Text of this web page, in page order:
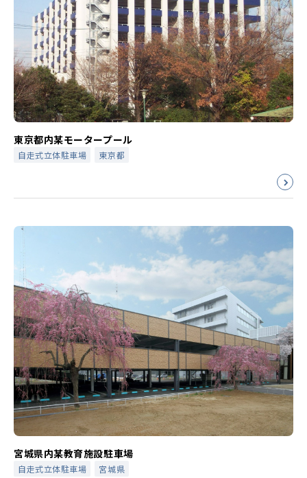
東京都内某モータープール
自走式立体駐車場 東京都
宮城県内某教育施設駐車場
自走式立体駐車場 宮城県